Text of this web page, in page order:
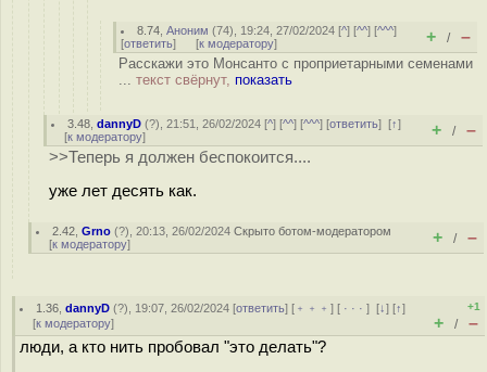
8.74 ,Аноним (74), 19:24, 27/02/2024 [^] [^^] [^^^]
[ответить] [к модератору] + / –
Расскажи это Монсанто с проприетарными семенами
... текст свёрнут, показать
3.48 ,dannyD (?), 21:51, 26/02/2024 [^] [^^] [^^^] [ответить][↑]
[к модератору] + / –
>>Теперь я должен беспокоится....
уже лет десять как.
2.42 ,Grno (?), 20:13, 26/02/2024Скрыто ботом-модератором
[к модератору] + / –
1.36 ,dannyD (?), 19:07, 26/02/2024 [ответить] [ ﹢﹢﹢] [ · · ·][↓] [↑]
[к модератору]
+1
+ / –
люди, а кто нить пробовал "это делать"?